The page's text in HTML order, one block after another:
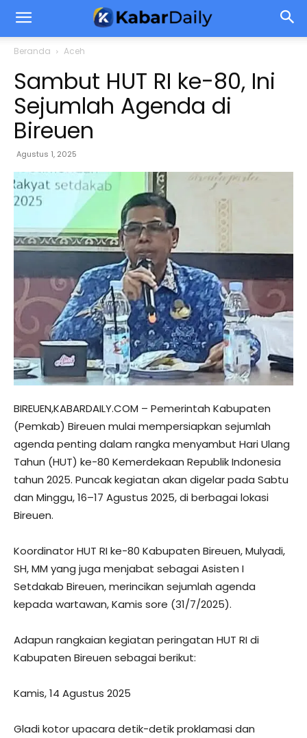
Beranda Aceh
Sambut HUT RI ke-80, Ini
Sejumlah Agenda di
Bireuen
Agustus 1, 2025
BIREUEN,KABARDAILY.COM – Pemerintah Kabupaten
(Pemkab) Bireuen mulai mempersiapkan sejumlah
agenda penting dalam rangka menyambut Hari Ulang
Tahun (HUT) ke-80 Kemerdekaan Republik Indonesia
tahun 2025. Puncak kegiatan akan digelar pada Sabtu
dan Minggu, 16–17 Agustus 2025, di berbagai lokasi
Bireuen.
Koordinator HUT RI ke-80 Kabupaten Bireuen, Mulyadi,
SH, MM yang juga menjabat sebagai Asisten I
Setdakab Bireuen, merincikan sejumlah agenda
kepada wartawan, Kamis sore (31/7/2025).
Adapun rangkaian kegiatan peringatan HUT RI di
Kabupaten Bireuen sebagai berikut:
Kamis, 14 Agustus 2025
Gladi kotor upacara detik-detik proklamasi dan